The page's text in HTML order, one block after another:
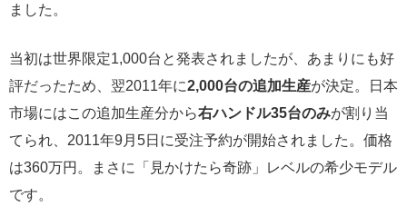
ました。
当初は世界限定1,000台と発表されましたが、あまりにも好
評だったため、翌2011年に2,000台の追加生産が決定。日本
市場にはこの追加生産分から右ハンドル35台のみが割り当
てられ、2011年9月5日に受注予約が開始されました。価格
は360万円。まさに「見かけたら奇跡」レベルの希少モデル
です。